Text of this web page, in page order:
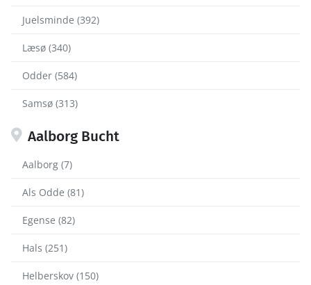
Juelsminde (392)
Læsø (340)
Odder (584)
Samsø (313)
Aalborg Bucht
Aalborg (7)
Als Odde (81)
Egense (82)
Hals (251)
Helberskov (150)